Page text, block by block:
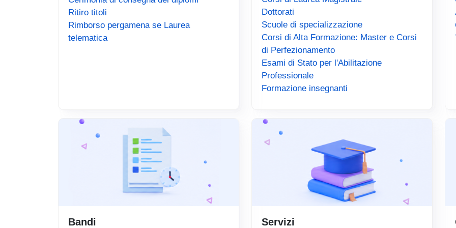
Ritiro titoli
Rimborso pergamena se Laurea
telematica
Dottorati
Scuole di specializzazione
Corsi di Alta Formazione: Master e Corsi
di Perfezionamento
Esami di Stato per l'Abilitazione
Professionale
Formazione insegnanti
Bandi Servizi